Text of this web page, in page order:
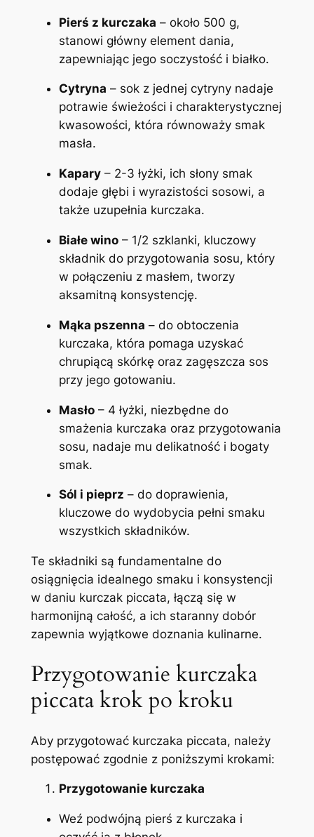
Pierś z kurczaka – około 500 g,
stanowi główny element dania,
zapewniając jego soczystość i białko.
Cytryna – sok z jednej cytryny nadaje
potrawie świeżości i charakterystycznej
kwasowości, która równoważy smak
masła.
Kapary– 2-3 łyżki, ich słony smak
dodaje głębi i wyrazistości sosowi, a
także uzupełnia kurczaka.
Białe wino– 1/2 szklanki, kluczowy
składnik do przygotowania sosu, który
w połączeniu z masłem, tworzy
aksamitną konsystencję.
Mąka pszenna – do obtoczenia
kurczaka, która pomaga uzyskać
chrupiącą skórkę oraz zagęszcza sos
przy jego gotowaniu.
Masło– 4 łyżki, niezbędne do
smażenia kurczaka oraz przygotowania
sosu, nadaje mu delikatność i bogaty
smak.
Sól i pieprz – do doprawienia,
kluczowe do wydobycia pełni smaku
wszystkich składników.
Te składniki są fundamentalne do
osiągnięcia idealnego smaku i konsystencji
w daniu kurczak piccata, łączą się w
harmonijną całość, a ich staranny dobór
zapewnia wyjątkowe doznania kulinarne.
Przygotowanie kurczaka
piccata krok po kroku
Aby przygotować kurczaka piccata, należy
postępować zgodnie z poniższymi krokami:
Przygotowanie kurczaka
Weź podwójną pierś z kurczaka i